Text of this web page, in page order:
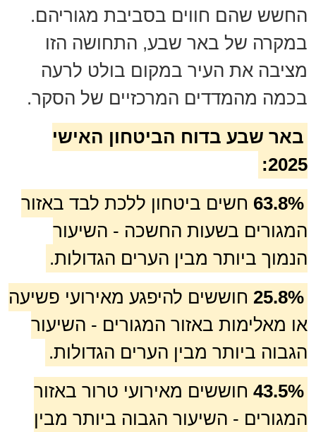
החשש שהם חווים בסביבת מגוריהם.
במקרה של באר שבע, התחושה הזו
מציבה את העיר במקום בולט לרעה
בכמה מהמדדים המרכזיים של הסקר.
באר שבע בדוח הביטחון האישי
2025:
63.8% חשים ביטחון ללכת לבד באזור
המגורים בשעות החשכה - השיעור
הנמוך ביותר מבין הערים הגדולות.
25.8%חוששים להיפגע מאירועי פשיעה
או מאלימות באזור המגורים - השיעור
הגבוה ביותר מבין הערים הגדולות.
43.5%חוששים מאירועי טרור באזור
המגורים - השיעור הגבוה ביותר מבין